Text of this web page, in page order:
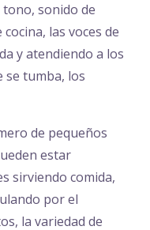
sonido de
las voces de
y atendiendo a los
se tumba, los
de pequeños
estar
sirviendo comida,
por el
la variedad de